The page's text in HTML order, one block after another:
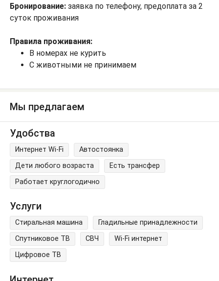
Бронирование: заявка по телефону, предоплата за 2
суток проживания
Правила проживания:
В номерах не курить
С животными не принимаем
Мы предлагаем
Удобства
Интернет Wi-Fi
Автостоянка
Дети любого возраста
Есть трансфер
Работает круглогодично
Услуги
Стиральная машина
Гладильные принадлежности
Спутниковое ТВ
СВЧ
Wi-Fi интернет
Цифровое ТВ